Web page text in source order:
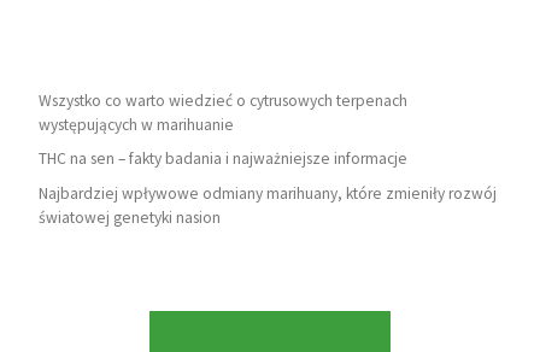
Wszystko co warto wiedzieć o cytrusowych terpenach
występujących w marihuanie
THC na sen – fakty badania i najważniejsze informacje
Najbardziej wpływowe odmiany marihuany, które zmieniły rozwój
światowej genetyki nasion